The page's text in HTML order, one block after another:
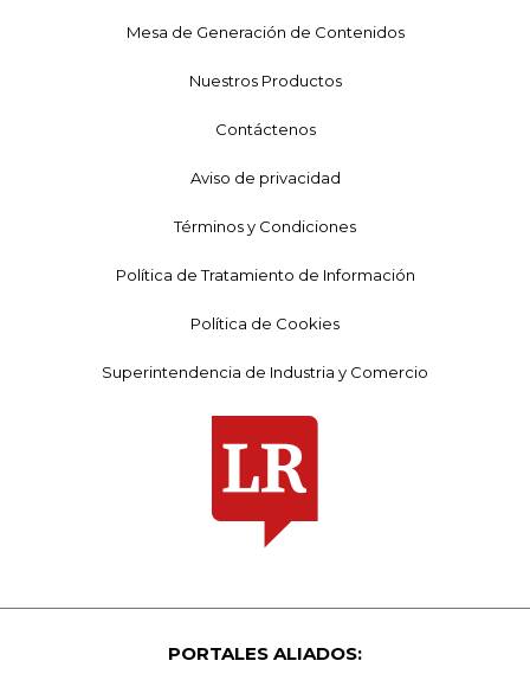
Mesa de Generación de Contenidos
Nuestros Productos
Contáctenos
Aviso de privacidad
Términos y Condiciones
Política de Tratamiento de Información
Política de Cookies
Superintendencia de Industria y Comercio
PORTALES ALIADOS: